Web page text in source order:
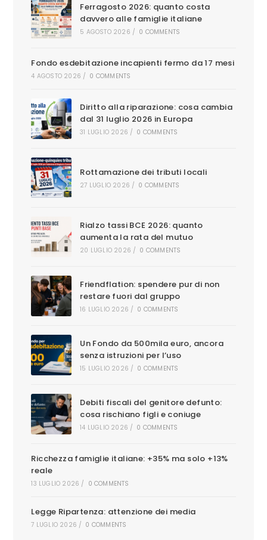
Ferragosto 2026: quanto costa
davvero alle famiglie italiane
5 AGOSTO 2026 / 0 COMMENTS
Fondo esdebitazione incapienti fermo da 17 mesi
4 AGOSTO 2026 / 0 COMMENTS
Diritto alla riparazione: cosa cambia
dal 31 luglio 2026 in Europa
31 LUGLIO 2026 / 0 COMMENTS
Rottamazione dei tributi locali
27 LUGLIO 2026 / 0 COMMENTS
Rialzo tassi BCE 2026: quanto
aumenta la rata del mutuo
20 LUGLIO 2026 / 0 COMMENTS
Friendflation: spendere pur di non
restare fuori dal gruppo
16 LUGLIO 2026 / 0 COMMENTS
Un Fondo da 500mila euro, ancora
senza istruzioni per l’uso
15 LUGLIO 2026 / 0 COMMENTS
Debiti fiscali del genitore defunto:
cosa rischiano figli e coniuge
14 LUGLIO 2026 / 0 COMMENTS
Ricchezza famiglie italiane: +35% ma solo +13%
reale
13 LUGLIO 2026 / 0 COMMENTS
Legge Ripartenza: attenzione dei media
7 LUGLIO 2026 / 0 COMMENTS